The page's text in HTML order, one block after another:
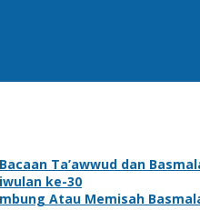
Ta’awwud dan
ke-30
Atau Memisah